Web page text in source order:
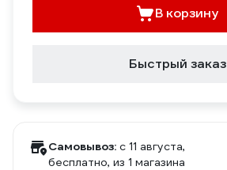
В корзину
Быстрый заказ
Самовывоз: c 11 августа,
бесплатно, из 1 магазина